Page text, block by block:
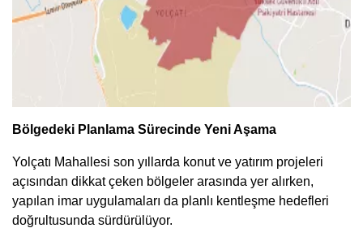
Bölgedeki Planlama Sürecinde Yeni Aşama
Yolçatı Mahallesi son yıllarda konut ve yatırım projeleri
açısından dikkat çeken bölgeler arasında yer alırken,
yapılan imar uygulamaları da planlı kentleşme hedefleri
doğrultusunda sürdürülüyor.